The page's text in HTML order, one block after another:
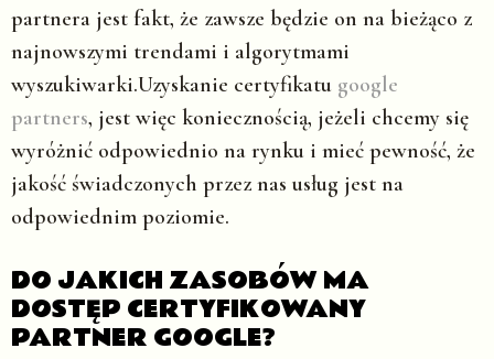
partnera jest fakt, że zawsze będzie on na bieżąco z
najnowszymi trendami i algorytmami
wyszukiwarki.Uzyskanie certyfikatu google
partners, jest więc koniecznością, jeżeli chcemy się
wyróżnić odpowiednio na rynku i mieć pewność, że
jakość świadczonych przez nas usług jest na
odpowiednim poziomie.
DO JAKICH ZASOBÓW MA
DOSTĘP CERTYFIKOWANY
PARTNER GOOGLE?